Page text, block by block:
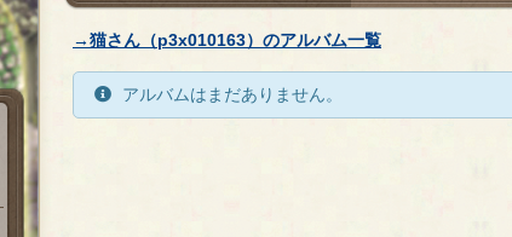
→猫さん（p3x010163）のアルバム一覧
アルバムはまだありません。